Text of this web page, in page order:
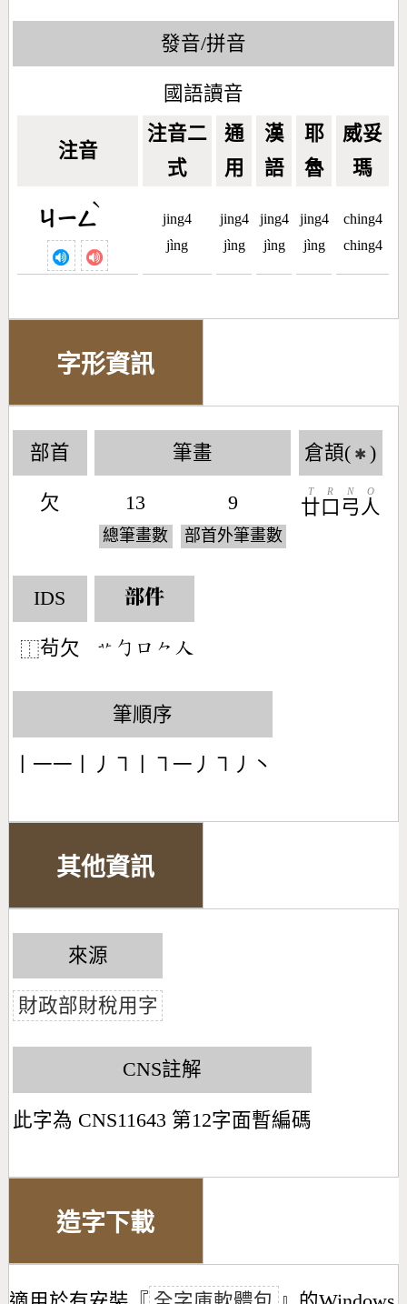
發音/拼音
國語讀音
注音
注音二
式
通
用
漢
語
耶
魯
威妥
瑪
ㄐㄧㄥ
ˋ
jing4
jìng
jing4
jìng
jing4
jìng
jing4
jìng
ching4
ching4
字形資訊
部首
欠
筆畫
13
總筆畫數
9
部首外筆畫數
倉頡( ✱ )
廿
T
口
R
弓
N
人
O
IDS
⿰茍欠
部件
󶃌󶀿󶁶󶀽󶀬
筆順序
丨一一丨丿㇕丨㇕一丿㇕丿丶
其他資訊
來源
財政部財稅用字
CNS註解
此字為 CNS11643 第12字面暫編碼
造字下載